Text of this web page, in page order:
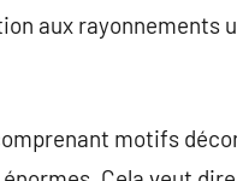
aux rayonnements
motifs